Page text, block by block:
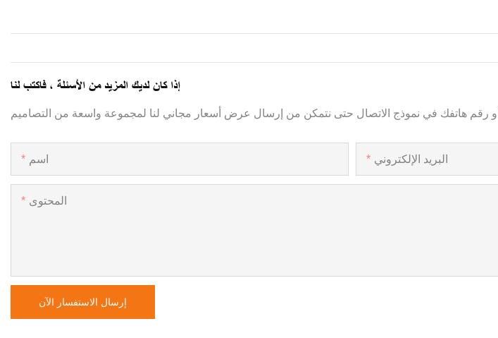
إذا كان لديك المزيد من الأسئلة ، فاكتب لنا
اسم البريد الإلكتروني
المحتوى
إرسال الاستفسار الآن